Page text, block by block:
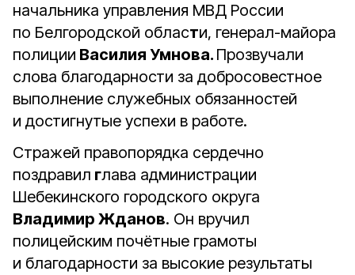
начальника управления МВД России
по Белгородской области, генерал-майора
полиции Василия Умнова. Прозвучали
слова благодарности за добросовестное
выполнение служебных обязанностей
и достигнутые успехи в работе.
Стражей правопорядка сердечно
поздравил глава администрации
Шебекинского городского округа
Владимир Жданов. Он вручил
полицейским почётные грамоты
и благодарности за высокие результаты